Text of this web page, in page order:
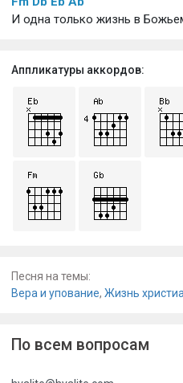
И одна только жизнь в
Аппликатуры аккордов:
Песня на темы:
Вера и упование, Жизнь
По всем вопросам